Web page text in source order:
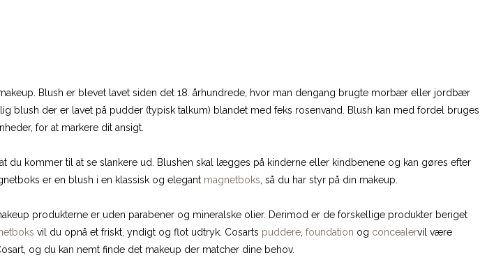
Blush er blevet lavet siden det 18. århundrede, hvor man dengang brugte morbær eller jordbær
blush der er lavet på pudder (typisk talkum) blandet med feks rosenvand. Blush kan med fordel bruges
for at markere dit ansigt.
kommer til at se slankere ud. Blushen skal lægges på kinderne eller kindbenene og kan gøres efter
er en blush i en klassisk og elegant magnetboks , så du har styr på din makeup.
produkterne er uden parabener og mineralske olier. Derimod er de forskellige produkter beriget
vil du opnå et friskt, yndigt og flot udtryk. Cosarts puddere foundation og concealervil være
og du kan nemt finde det makeup der matcher dine behov.